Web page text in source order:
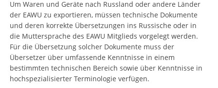
Um Waren und Geräte nach Russland oder andere Länder
der EAWU zu exportieren, müssen technische Dokumente
und deren korrekte Übersetzungen ins Russische oder in
die Muttersprache des EAWU Mitglieds vorgelegt werden.
Für die Übersetzung solcher Dokumente muss der
Übersetzer über umfassende Kenntnisse in einem
bestimmten technischen Bereich sowie über Kenntnisse in
hochspezialisierter Terminologie verfügen.